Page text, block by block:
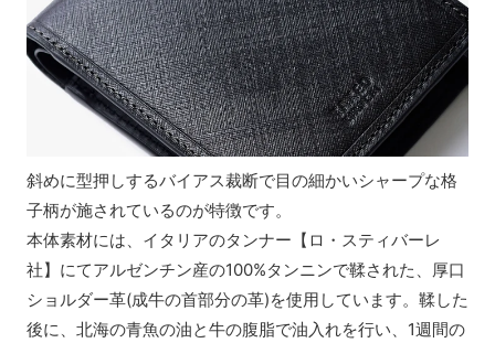
斜めに型押しするバイアス裁断で目の細かいシャープな格
子柄が施されているのが特徴です。
本体素材には、イタリアのタンナー【ロ・スティバーレ
社】にてアルゼンチン産の100%タンニンで鞣された、厚口
ショルダー革(成牛の首部分の革)を使用しています。鞣した
後に、北海の青魚の油と牛の腹脂で油入れを行い、1週間の